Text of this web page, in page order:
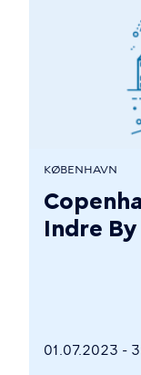
KØBENHAVN
Indre By
01.07.2023 -